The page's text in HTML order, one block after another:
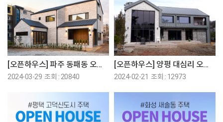
[오픈하우스] 파주 동패동 오픈하우스에 초대합니다!
2024-03-29 조회 : 20840
[오픈하우스] 양평 대심리 오픈하우스에 초대합니다!
2024-02-21 조회 : 12973